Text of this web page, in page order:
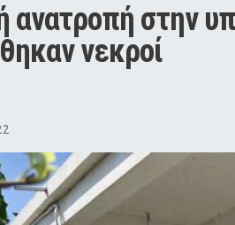
ανατροπή στην
νεκροί